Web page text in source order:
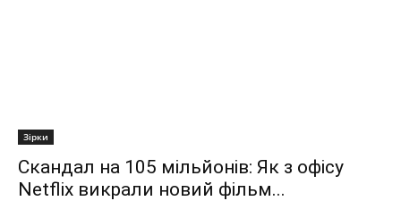
Зірки
Скандал на 105 мільйонів: Як з офісу
Netflix викрали новий фільм...